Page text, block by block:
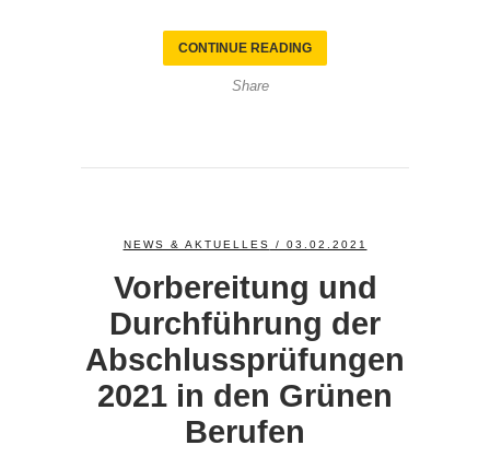
CONTINUE READING
Share
NEWS & AKTUELLES / 03.02.2021
Vorbereitung und
Durchführung der
Abschlussprüfungen
2021 in den Grünen
Berufen